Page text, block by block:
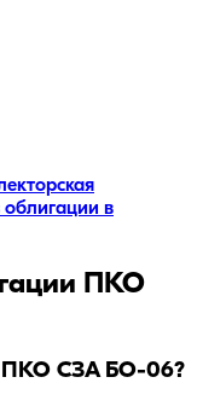
облигации в
ПКО
ПКО СЗА БО-06?